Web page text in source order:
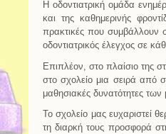
Η οδοντιατρική ομάδα
και της καθημερινής
πρακτικές που συμβάλλουν
οδοντιατρικός έλεγχος σε
Επιπλέον, στο πλαίσιο της
στο σχολείο μια σειρά από
μαθησιακές δυνατότητες των
Το σχολείο μας ευχαριστεί
τη διαρκή τους προσφορά